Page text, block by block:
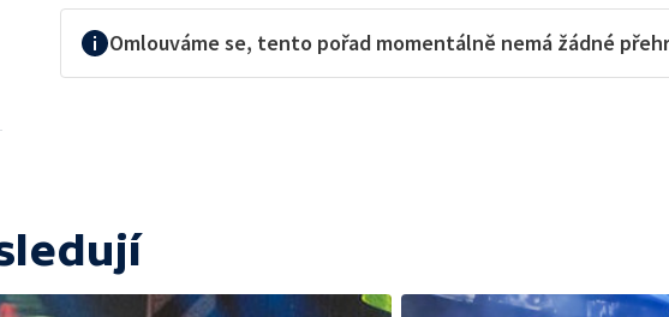
Omlouváme se, tento pořad momentálně nemá žádné